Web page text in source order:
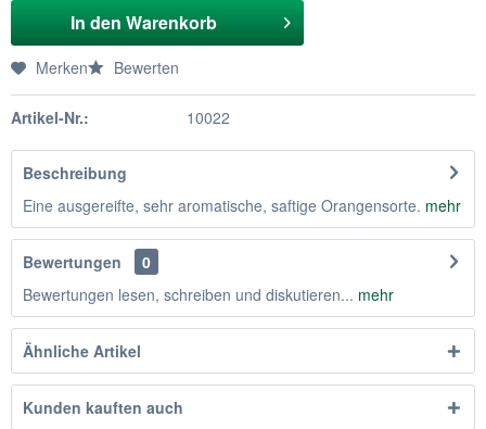
In den Warenkorb
Merken Bewerten
Artikel-Nr.: 10022
Beschreibung
Eine ausgereifte, sehr aromatische, saftige Orangensorte. mehr
Bewertungen
0
Bewertungen lesen, schreiben und diskutieren... mehr
Ähnliche Artikel
Kunden kauften auch